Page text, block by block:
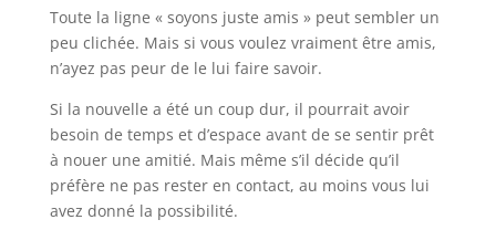
Toute la ligne « soyons juste amis » peut sembler un
peu clichée. Mais si vous voulez vraiment être amis,
n’ayez pas peur de le lui faire savoir.
Si la nouvelle a été un coup dur, il pourrait avoir
besoin de temps et d’espace avant de se sentir prêt
à nouer une amitié. Mais même s’il décide qu’il
préfère ne pas rester en contact, au moins vous lui
avez donné la possibilité.